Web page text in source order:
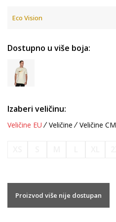
Eco Vision
Dostupno u više boja:
Izaberi veličinu:
Veličine EU Veličine Veličine CM
Proizvod više nije dostupan